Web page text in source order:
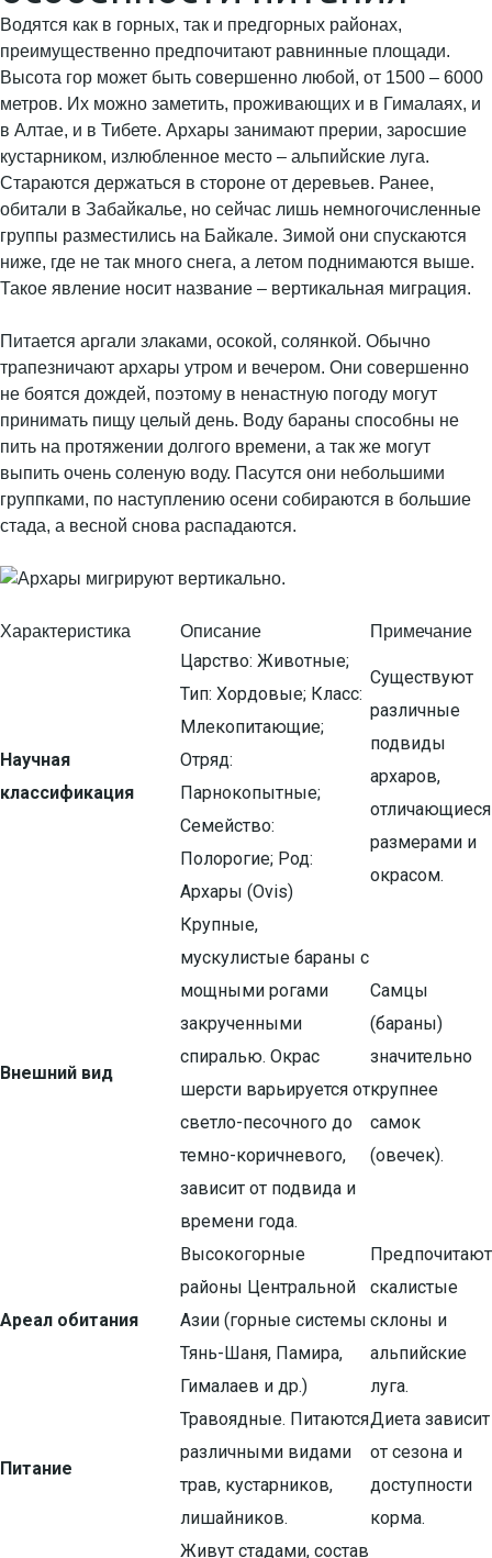
Водятся как в горных, так и предгорных районах,
преимущественно предпочитают равнинные площади.
Высота гор может быть совершенно любой, от 1500 – 6000
метров. Их можно заметить, проживающих и в Гималаях, и
в Алтае, и в Тибете. Архары занимают прерии, заросшие
кустарником, излюбленное место – альпийские луга.
Стараются держаться в стороне от деревьев. Ранее,
обитали в Забайкалье, но сейчас лишь немногочисленные
группы разместились на Байкале. Зимой они спускаются
ниже, где не так много снега, а летом поднимаются выше.
Такое явление носит название – вертикальная миграция.
Питается аргали злаками, осокой, солянкой. Обычно
трапезничают архары утром и вечером. Они совершенно
не боятся дождей, поэтому в ненастную погоду могут
принимать пищу целый день. Воду бараны способны не
пить на протяжении долгого времени, а так же могут
выпить очень соленую воду. Пасутся они небольшими
группками, по наступлению осени собираются в большие
стада, а весной снова распадаются.
Характеристика Описание Примечание
Научная
классификация
Царство: Животные;
Тип: Хордовые; Класс:
Млекопитающие;
Отряд:
Парнокопытные;
Семейство:
Полорогие; Род:
Архары (Ovis)
Существуют
различные
подвиды
архаров,
отличающиеся
размерами и
окрасом.
Внешний вид
Крупные,
мускулистые бараны с
мощными рогами
закрученными
спиралью. Окрас
шерсти варьируется от
светло-песочного до
темно-коричневого,
зависит от подвида и
времени года.
Самцы
(бараны)
значительно
крупнее
самок
(овечек).
Ареал обитания
Высокогорные
районы Центральной
Азии (горные системы
Тянь-Шаня, Памира,
Гималаев и др.)
Предпочитают
скалистые
склоны и
альпийские
луга.
Питание
Травоядные. Питаются
различными видами
трав, кустарников,
лишайников.
Диета зависит
от сезона и
доступности
корма.
Живут стадами, состав